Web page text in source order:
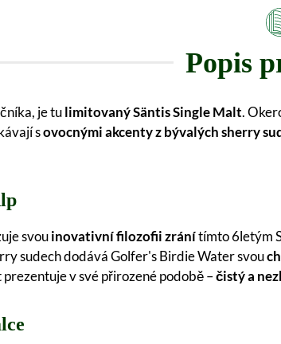
Popis
je tulimitovaný Säntis Single Malt.
sovocnými akcenty z bývalých sherry
svouinovativní filozofii zránítímto 6letým
sudech dodává Golfer's Birdie Water svou
v své přirozené podobě –čistý a